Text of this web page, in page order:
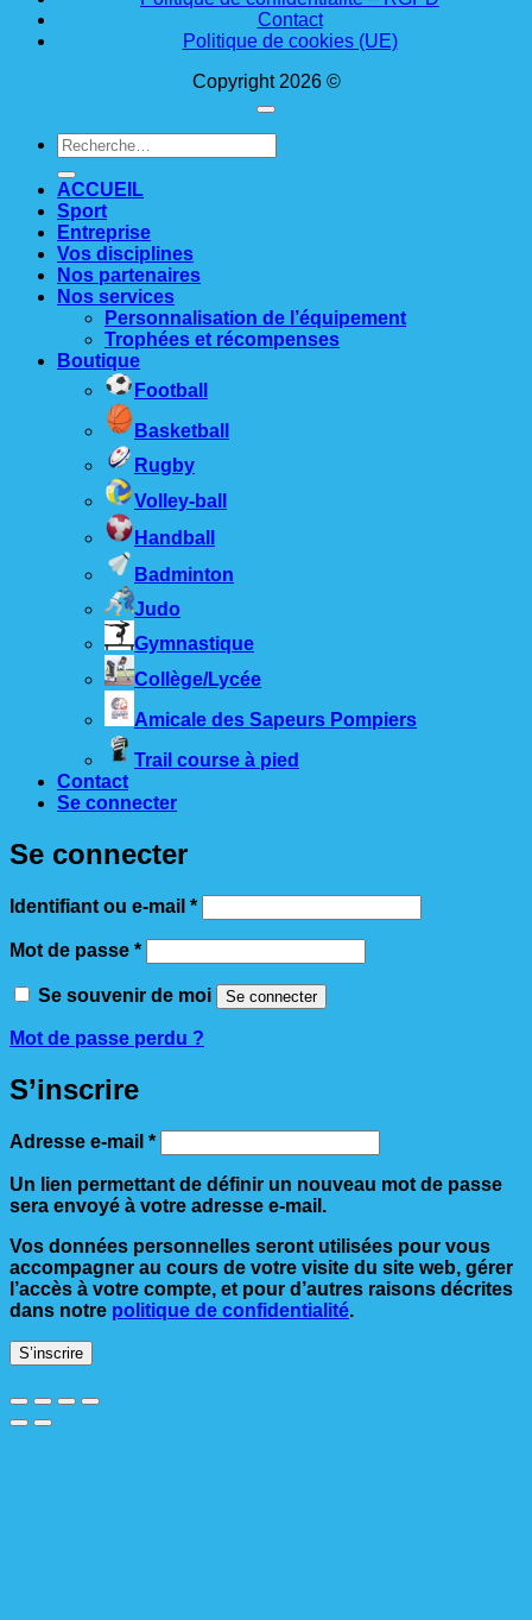
Contact
Politique de cookies (UE)
Copyright 2026 ©
Recherche
pour :
ACCUEIL
Sport
Entreprise
Vos disciplines
Nos partenaires
Nos services
Personnalisation de l’équipement
Trophées et récompenses
Boutique
Football
Basketball
Rugby
Volley-ball
Handball
Badminton
Judo
Gymnastique
Collège/Lycée
Amicale des Sapeurs Pompiers
Trail course à pied
Contact
Se connecter
Se connecter
Identifiant ou e-mail *Obligatoire
Mot de passe *Obligatoire
Se souvenir de moi Se connecter
Mot de passe perdu ?
S’inscrire
Adresse e-mail *Obligatoire
Un lien permettant de définir un nouveau mot de passe
sera envoyé à votre adresse e-mail.
Vos données personnelles seront utilisées pour vous
accompagner au cours de votre visite du site web, gérer
l’accès à votre compte, et pour d’autres raisons décrites
dans notre politique de confidentialité.
S’inscrire